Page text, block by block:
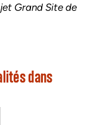
Grand Site de
dans